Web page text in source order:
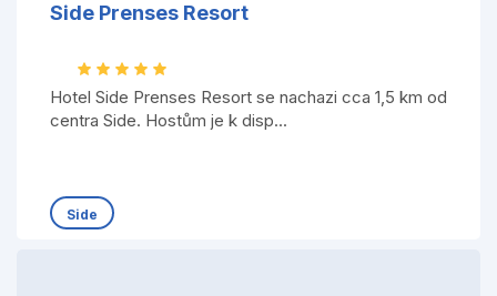
Side Prenses Resort
Hotel Side Prenses Resort se nachazi cca 1,5 km od
centra Side. Hostům je k disp...
Side